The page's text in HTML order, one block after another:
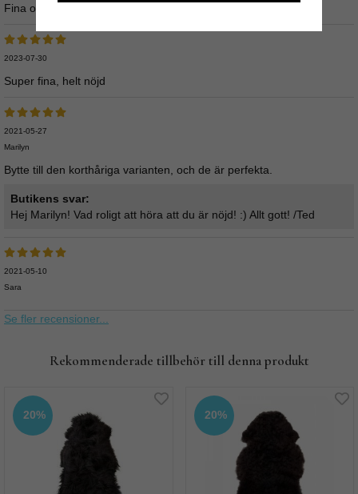
Fina och lurviga precis som bilden
2023-07-30
Super fina, helt nöjd
2021-05-27
Marilyn
Bytte till den korthåriga varianten, och de är perfekta.
Butikens svar:
Hej Marilyn! Vad roligt att höra att du är nöjd! :) Allt gott! /Ted
2021-05-10
Sara
Se fler recensioner...
Rekommenderade tillbehör till denna produkt
20% 20%